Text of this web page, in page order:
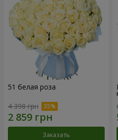
51 белая роза
4 398 грн
Заказать